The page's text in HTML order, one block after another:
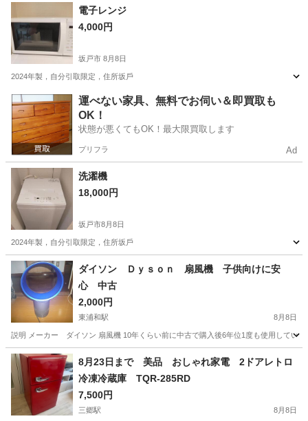
埼玉 さいたま市 土呂駅
電子レンジ
4,000円
坂戸市 8月8日
2024年製，自分引取限定，住所坂戶
埼玉 坂戸市 キッチン家電
運べない家具、無料でお伺い＆即買取も
OK！
状態が悪くてもOK！最大限買取します
プリフラ Ad
洗濯機
18,000円
坂戸市8月8日
2024年製，自分引取限定，住所坂戶
埼玉 坂戸市 生活家電
ダイソン Ｄｙｓｏｎ 扇風機 子供向けに安
心 中古
2,000円
東浦和駅 8月8日
説明 メーカー ダイソン 扇風機 10年くらい前に中古で購入後6年位1度も使用して
埼玉 川口市 東浦和駅 季節、空調家電
8月23日まで 美品 おしゃれ家電 2ドアレトロ
冷凍冷蔵庫 TQR-285RD
7,500円
三郷駅 8月8日